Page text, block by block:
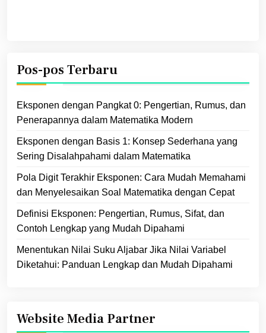
Pos-pos Terbaru
Eksponen dengan Pangkat 0: Pengertian, Rumus, dan
Penerapannya dalam Matematika Modern
Eksponen dengan Basis 1: Konsep Sederhana yang
Sering Disalahpahami dalam Matematika
Pola Digit Terakhir Eksponen: Cara Mudah Memahami
dan Menyelesaikan Soal Matematika dengan Cepat
Definisi Eksponen: Pengertian, Rumus, Sifat, dan
Contoh Lengkap yang Mudah Dipahami
Menentukan Nilai Suku Aljabar Jika Nilai Variabel
Diketahui: Panduan Lengkap dan Mudah Dipahami
Website Media Partner